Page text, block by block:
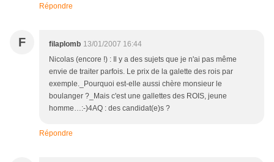
Répondre
F filaplomb 13/01/2007 16:44
Nicolas (encore !) : Il y a des sujets que je n'ai pas même
envie de traiter parfois. Le prix de la galette des rois par
exemple._Pourquoi est-elle aussi chère monsieur le
boulanger ?_Mais c'est une gallettes des ROIS, jeune
homme…:-)4AQ : des candidat(e)s ?
Répondre